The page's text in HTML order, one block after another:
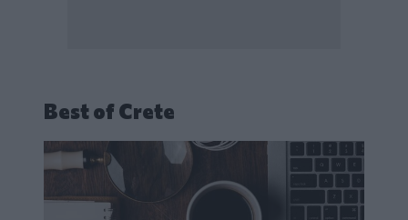
Best of Crete